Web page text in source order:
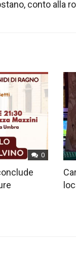
conto alla
0